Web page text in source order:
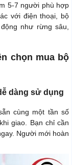
5-7 người phù hợp
với điện thoại, bộ
như rừng sâu,
chọn mua bộ
dàng sử dụng
cùng một tần số
giao. Bạn chỉ cần
Người mới hoàn